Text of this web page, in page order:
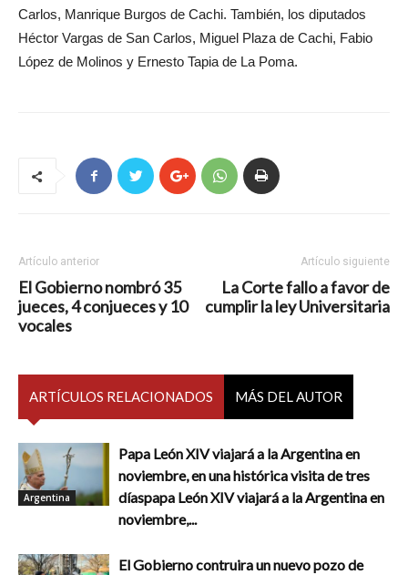
Carlos, Manrique Burgos de Cachi. También, los diputados
Héctor Vargas de San Carlos, Miguel Plaza de Cachi, Fabio
López de Molinos y Ernesto Tapia de La Poma.
Artículo anterior
El Gobierno nombró 35
jueces, 4 conjueces y 10
vocales
Artículo siguiente
La Corte fallo a favor de
cumplir la ley Universitaria
ARTÍCULOS RELACIONADOS MÁS DEL AUTOR
Argentina
Papa León XIV viajará a la Argentina en
noviembre, en una histórica visita de tres
díaspapa León XIV viajará a la Argentina en
noviembre,...
El Gobierno contruira un nuevo pozo de